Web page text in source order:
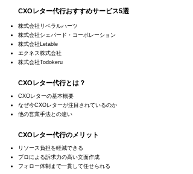
CXOレター代行おすすめサービス5選
株式会社リベラルハーツ
株式会社シェパード・コーポレーション
株式会社Letable
エクネス株式会社
株式会社Todokeru
CXOレター代行とは？
CXOレターの基本概要
なぜ今CXOレターが注目されているのか
他の営業手法との違い
CXOレター代行のメリット
リソース負担を軽減できる
プロによる訴求力の高い文面作成
フォロー体制まで一貫して任せられる